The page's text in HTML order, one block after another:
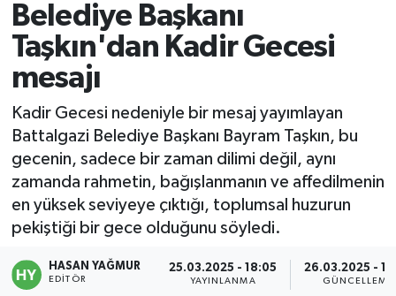
Belediye Başkanı
Taşkın'dan Kadir Gecesi
mesajı
Kadir Gecesi nedeniyle bir mesaj yayımlayan
Battalgazi Belediye Başkanı Bayram Taşkın, bu
gecenin, sadece bir zaman dilimi değil, aynı
zamanda rahmetin, bağışlanmanın ve affedilmenin
en yüksek seviyeye çıktığı, toplumsal huzurun
pekiştiği bir gece olduğunu söyledi.
HASAN YAĞMUR
EDITÖR
25.03.2025 - 18:05
YAYINLANMA
26.03.2025 -
GÜNCELLEME
Ekonomi
Gündem
Kültür & Sanat
Magazin
Politika
Malatya Trafik Yoğunluk Haritası
TFF 3.Lig 2.Grup Puan Durumu ve Fikstür
Son Dakika Haberleri
Haber Arşivi